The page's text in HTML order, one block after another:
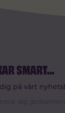
SMART...
på vårt